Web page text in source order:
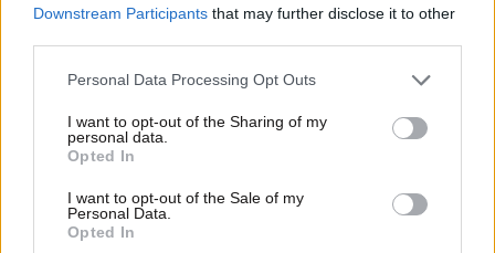
Downstream Participants that may further disclose it to other
Please note that this website/app uses one or more Google
not limited to your visit or usage behaviour. You may click to
grant or deny consent to Google and its third-party tags to
use your data for below specified purposes in below Google
consent section.
Personal Data Processing Opt Outs
I want to opt-out of the Sharing of my
personal data.
Opted In
I want to opt-out of the Sale of my
Personal Data.
Opted In